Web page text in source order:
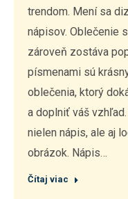
trendom. Mení sa
nápisov. Oblečenie
zároveň zostáva
písmenami sú
oblečenia, ktorý
a doplniť váš
nielen nápis, ale aj
obrázok. Nápis…
Čítaj viac